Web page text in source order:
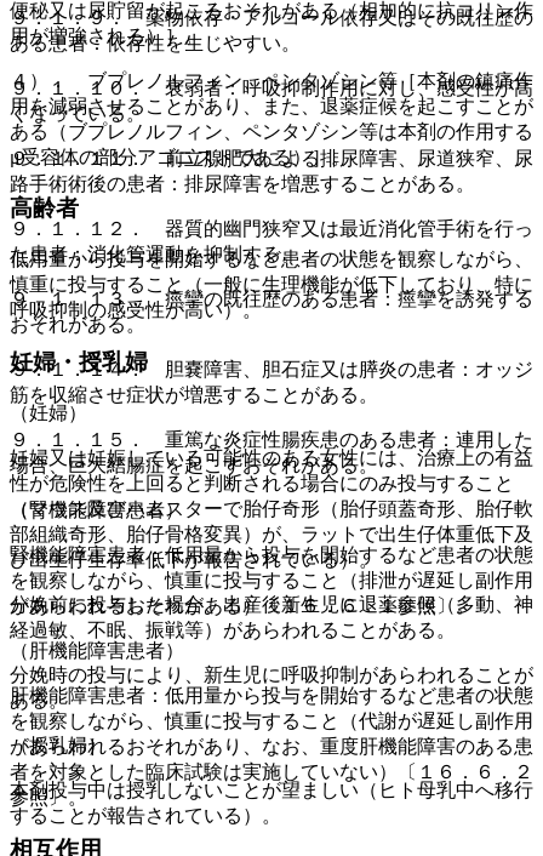
便秘又は尿貯留が起こるおそれがある（相加的に抗コリン作
用が増強される）］。
４）． ブプレノルフィン、ペンタゾシン等［本剤の鎮痛作
用を減弱させることがあり、また、退薬症候を起こすことが
ある（ブプレノルフィン、ペンタゾシン等は本剤の作用する
μ受容体の部分アゴニストである）］。
高齢者
低用量から投与を開始するなど患者の状態を観察しながら、
慎重に投与すること（一般に生理機能が低下しており、特に
呼吸抑制の感受性が高い）。
妊婦・授乳婦
（妊婦）
妊婦又は妊娠している可能性のある女性には、治療上の有益
性が危険性を上回ると判断される場合にのみ投与すること
（マウス及びハムスターで胎仔奇形（胎仔頭蓋奇形、胎仔軟
部組織奇形、胎仔骨格変異）が、ラットで出生仔体重低下及
び出生仔生存率低下が報告されている）。
分娩前に投与した場合、出産後新生児に退薬症候（多動、神
経過敏、不眠、振戦等）があらわれることがある。
分娩時の投与により、新生児に呼吸抑制があらわれることが
ある。
（授乳婦）
本剤投与中は授乳しないことが望ましい（ヒト母乳中へ移行
することが報告されている）。
９．１．９． 薬物依存・アルコール依存又はその既往歴の
ある患者：依存性を生じやすい。
９．１．１０． 衰弱者：呼吸抑制作用に対し、感受性が高
くなっている。
９．１．１１． 前立腺肥大による排尿障害、尿道狭窄、尿
路手術術後の患者：排尿障害を増悪することがある。
９．１．１２． 器質的幽門狭窄又は最近消化管手術を行っ
た患者：消化管運動を抑制する。
９．１．１３． 痙攣の既往歴のある患者：痙攣を誘発する
おそれがある。
９．１．１４． 胆嚢障害、胆石症又は膵炎の患者：オッジ
筋を収縮させ症状が増悪することがある。
９．１．１５． 重篤な炎症性腸疾患のある患者：連用した
場合、巨大結腸症を起こすおそれがある。
（腎機能障害患者）
腎機能障害患者：低用量から投与を開始するなど患者の状態
を観察しながら、慎重に投与すること（排泄が遅延し副作用
があらわれるおそれがある）〔１６．６．１参照〕。
（肝機能障害患者）
肝機能障害患者：低用量から投与を開始するなど患者の状態
を観察しながら、慎重に投与すること（代謝が遅延し副作用
があらわれるおそれがあり、なお、重度肝機能障害のある患
者を対象とした臨床試験は実施していない）〔１６．６．２
参照〕。
相互作用